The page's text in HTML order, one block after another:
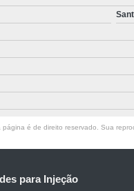
é de direito reservado. Sua
para Injeção